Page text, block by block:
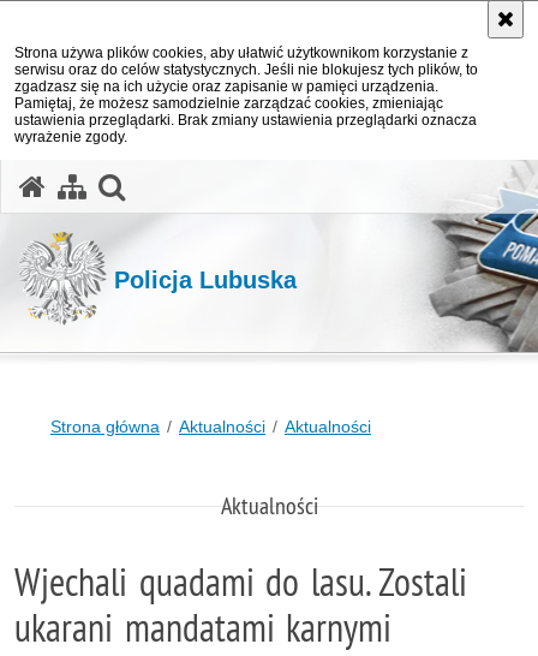
Strona używa plików cookies, aby ułatwić użytkownikom korzystanie z
serwisu oraz do celów statystycznych. Jeśli nie blokujesz tych plików, to
zgadzasz się na ich użycie oraz zapisanie w pamięci urządzenia.
Pamiętaj, że możesz samodzielnie zarządzać cookies, zmieniając
ustawienia przeglądarki. Brak zmiany ustawienia przeglądarki oznacza
wyrażenie zgody.
Policja Lubuska
Strona główna Aktualności Aktualności
Aktualności
Wjechali quadami do lasu. Zostali
ukarani mandatami karnymi